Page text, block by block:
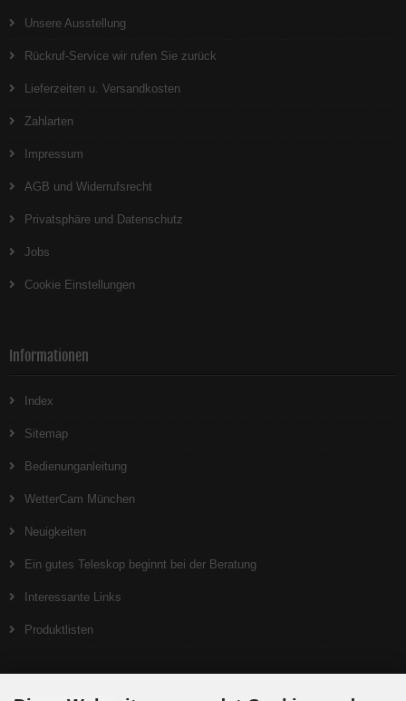
Unsere Ausstellung
Rückruf-Service wir rufen Sie zurück
Lieferzeiten u. Versandkosten
Zahlarten
Impressum
AGB und Widerrufsrecht
Privatsphäre und Datenschutz
Jobs
Cookie Einstellungen
Informationen
Index
Sitemap
Bedienunganleitung
WetterCam München
Neuigkeiten
Ein gutes Teleskop beginnt bei der Beratung
Interessante Links
Produktlisten